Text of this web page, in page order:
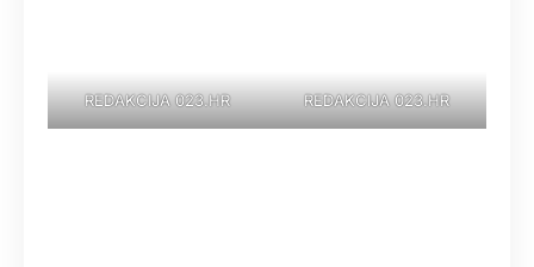
REDAKCIJA 023.HR REDAKCIJA 023.HR